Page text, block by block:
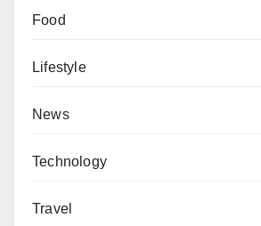
Food
Lifestyle
News
Technology
Travel